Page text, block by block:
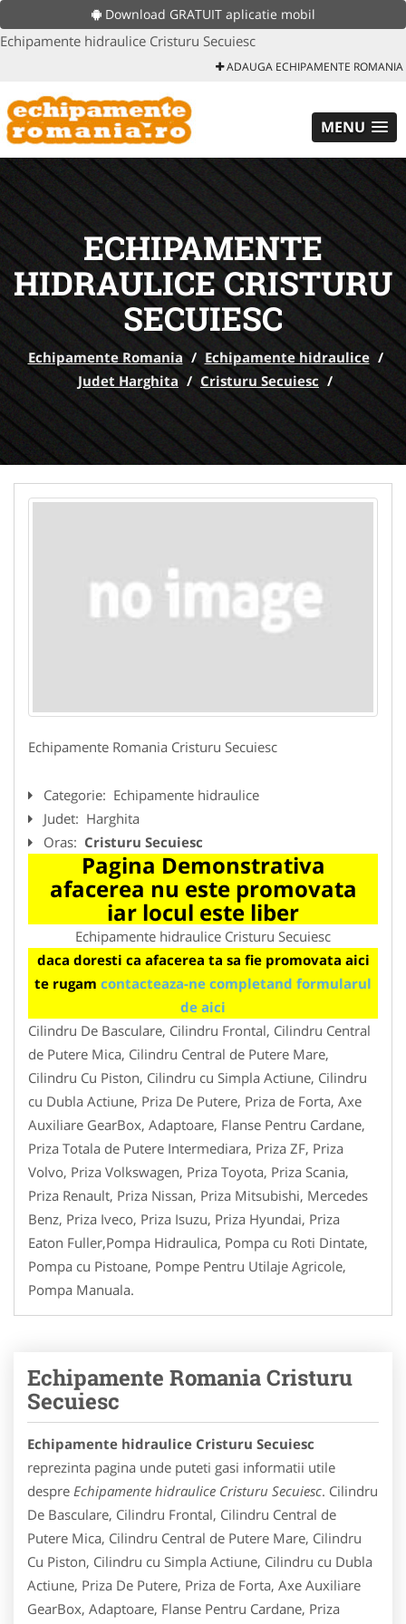
Download GRATUIT aplicatie mobil
Echipamente hidraulice Cristuru Secuiesc
ADAUGA ECHIPAMENTE ROMANIA
MENU
ECHIPAMENTE
HIDRAULICE CRISTURU
SECUIESC
Echipamente Romania / Echipamente hidraulice /
Judet Harghita / Cristuru Secuiesc /
Echipamente Romania Cristuru Secuiesc
Categorie: Echipamente hidraulice
Judet: Harghita
Oras: Cristuru Secuiesc
Pagina Demonstrativa
afacerea nu este promovata
iar locul este liber
Echipamente hidraulice Cristuru Secuiesc
daca doresti ca afacerea ta sa fie promovata aici
te rugam contacteaza-ne completand formularul
de aici
Cilindru De Basculare, Cilindru Frontal, Cilindru Central
de Putere Mica, Cilindru Central de Putere Mare,
Cilindru Cu Piston, Cilindru cu Simpla Actiune, Cilindru
cu Dubla Actiune, Priza De Putere, Priza de Forta, Axe
Auxiliare GearBox, Adaptoare, Flanse Pentru Cardane,
Priza Totala de Putere Intermediara, Priza ZF, Priza
Volvo, Priza Volkswagen, Priza Toyota, Priza Scania,
Priza Renault, Priza Nissan, Priza Mitsubishi, Mercedes
Benz, Priza Iveco, Priza Isuzu, Priza Hyundai, Priza
Eaton Fuller,Pompa Hidraulica, Pompa cu Roti Dintate,
Pompa cu Pistoane, Pompe Pentru Utilaje Agricole,
Pompa Manuala.
Echipamente Romania Cristuru
Secuiesc
Echipamente hidraulice Cristuru Secuiesc
reprezinta pagina unde puteti gasi informatii utile
despre Echipamente hidraulice Cristuru Secuiesc. Cilindru
De Basculare, Cilindru Frontal, Cilindru Central de
Putere Mica, Cilindru Central de Putere Mare, Cilindru
Cu Piston, Cilindru cu Simpla Actiune, Cilindru cu Dubla
Actiune, Priza De Putere, Priza de Forta, Axe Auxiliare
GearBox, Adaptoare, Flanse Pentru Cardane, Priza